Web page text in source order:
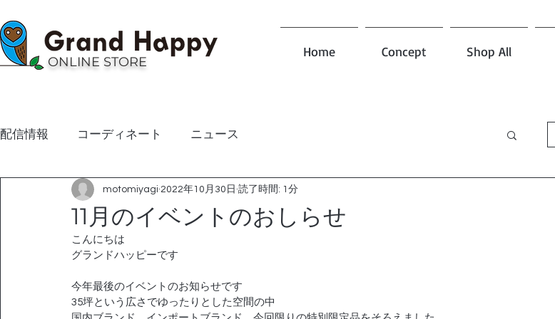
ONLINE STORE
Home Concept Shop All
配信情報 コーディネート ニュース
11月のイベントのおしらせ
motomiyagi 2022年10月30日 読了時間: 1分
こんにちは
グランドハッピーです
今年最後のイベントのお知らせです
35坪という広さでゆったりとした空間の中